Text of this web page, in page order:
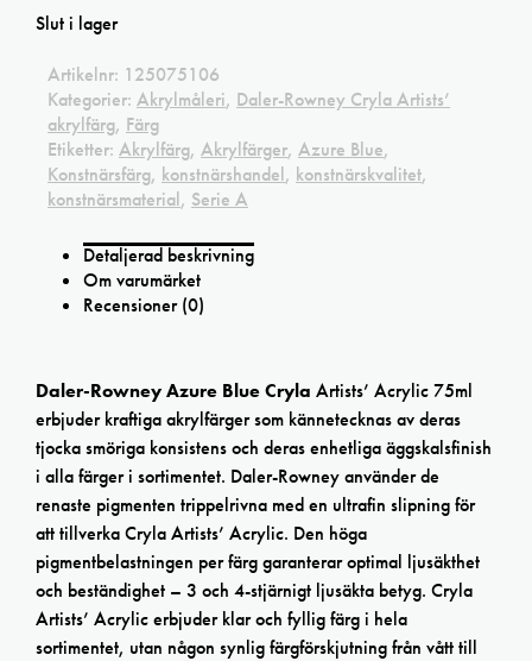
Slut i lager
Artikelnr: 125075106
Kategorier: Akrylmåleri, Daler-Rowney Cryla Artists’
akrylfärg, Färg
Etiketter: Akrylfärg, Akrylfärger, Azure Blue,
Konstnärsfärg, konstnärshandel, konstnärskvalitet,
konstnärsmaterial, Serie A
Detaljerad beskrivning
Om varumärket
Recensioner (0)
Daler-Rowney Azure Blue Cryla Artists’ Acrylic 75ml
erbjuder kraftiga akrylfärger som kännetecknas av deras
tjocka smöriga konsistens och deras enhetliga äggskalsfinish
i alla färger i sortimentet. Daler-Rowney använder de
renaste pigmenten trippelrivna med en ultrafin slipning för
att tillverka Cryla Artists’ Acrylic. Den höga
pigmentbelastningen per färg garanterar optimal ljusäkthet
och beständighet – 3 och 4-stjärnigt ljusäkta betyg. Cryla
Artists’ Acrylic erbjuder klar och fyllig färg i hela
sortimentet, utan någon synlig färgförskjutning från vått till